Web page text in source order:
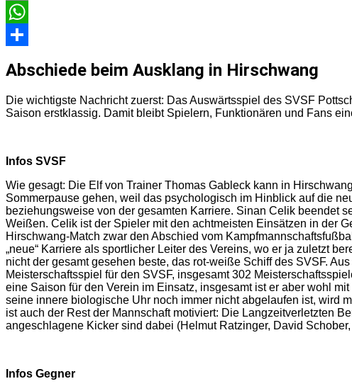
Email
WhatsApp
Abschiede beim Ausklang in Hirschwang
Die wichtigste Nachricht zuerst: Das Auswärtsspiel des SVSF
Saison erstklassig. Damit bleibt Spielern, Funktionären und Fans
Infos SVSF
Wie gesagt: Die Elf von Trainer Thomas Gableck kann in
Sommerpause gehen, weil das psychologisch im Hinblick auf die
beziehungsweise von der gesamten Karriere. Sinan Celik beendet
Weißen. Celik ist der Spieler mit den achtmeisten Einsätzen in der
Hirschwang-Match zwar den Abschied vom
„neue“ Karriere als sportlicher Leiter des Vereins, wo er ja zuletzt
nicht der gesamt gesehen beste, das rot-weiße Schiff des SVSF.
Meisterschaftsspiel für den SVSF, insgesamt 302
eine Saison für den Verein im Einsatz, insgesamt ist er aber wohl
seine innere biologische Uhr noch immer nicht abgelaufen ist, wird
ist auch der Rest der Mannschaft motiviert: Die Langzeitverletzten
angeschlagene Kicker sind dabei (Helmut Ratzinger, David
Infos Gegner